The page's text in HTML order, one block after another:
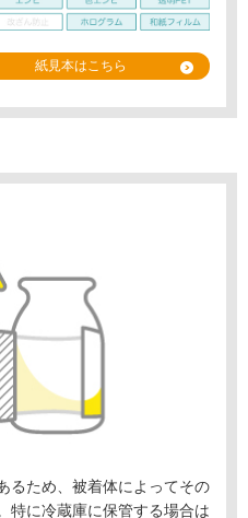
紙見本はこちら
るため、被着体によってその
特に冷蔵庫に保管する場合は